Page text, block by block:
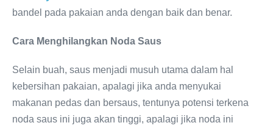
bandel pada pakaian anda dengan baik dan benar.
Cara Menghilangkan Noda Saus
Selain buah, saus menjadi musuh utama dalam hal
kebersihan pakaian, apalagi jika anda menyukai
makanan pedas dan bersaus, tentunya potensi terkena
noda saus ini juga akan tinggi, apalagi jika noda ini